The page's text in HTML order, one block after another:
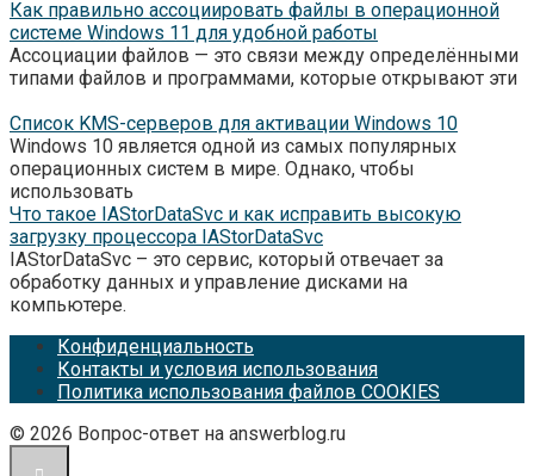
Как правильно ассоциировать файлы в операционной
системе Windows 11 для удобной работы
Ассоциации файлов — это связи между определёнными
типами файлов и программами, которые открывают эти
Список KMS-серверов для активации Windows 10
Windows 10 является одной из самых популярных
операционных систем в мире. Однако, чтобы
использовать
Что такое IAStorDataSvc и как исправить высокую
загрузку процессора IAStorDataSvc
IAStorDataSvc – это сервис, который отвечает за
обработку данных и управление дисками на
компьютере.
Конфиденциальность
Контакты и условия использования
Политика использования файлов COOKIES
© 2026 Вопрос-ответ на answerblog.ru